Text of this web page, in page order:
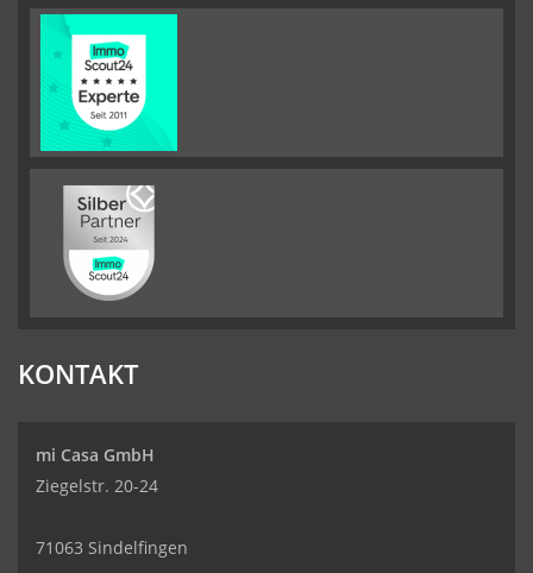
KONTAKT
mi Casa GmbH
Ziegelstr. 20-24
71063 Sindelfingen